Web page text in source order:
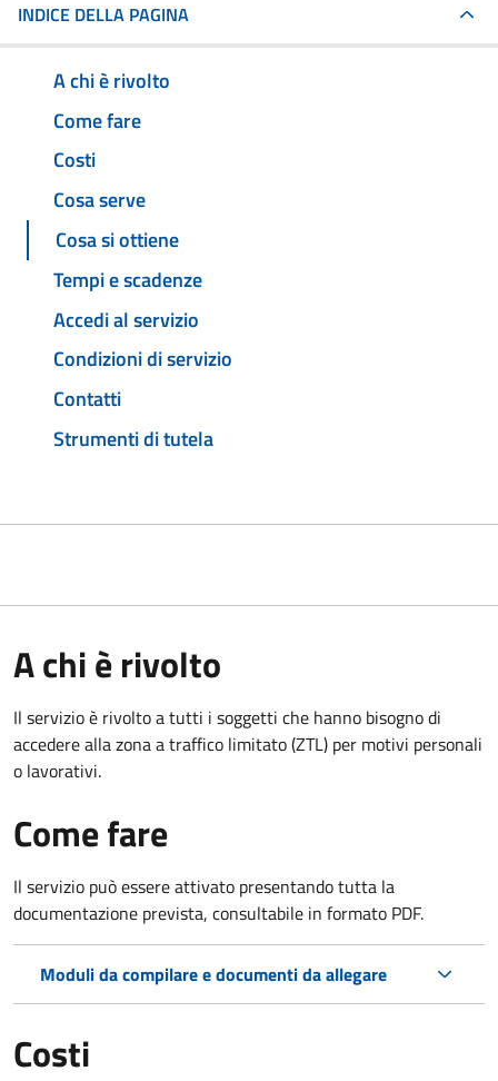
INDICE DELLA PAGINA
A chi è rivolto
Come fare
Costi
Cosa serve
Cosa si ottiene
Tempi e scadenze
Accedi al servizio
Condizioni di servizio
Contatti
Strumenti di tutela
A chi è rivolto
Il servizio è rivolto a tutti i soggetti che hanno bisogno di
accedere alla zona a traffico limitato (ZTL) per motivi personali
o lavorativi.
Come fare
Il servizio può essere attivato presentando tutta la
documentazione prevista, consultabile in formato PDF.
Moduli da compilare e documenti da allegare
Costi